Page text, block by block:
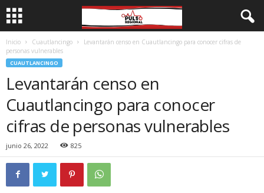
Inicio Cuautlancingo
Levantarán censo en Cuautlancingo para conocer cifras de
personas vulnerables
CUAUTLANCINGO
Levantarán censo en
Cuautlancingo para conocer
cifras de personas vulnerables
junio 26, 2022 825